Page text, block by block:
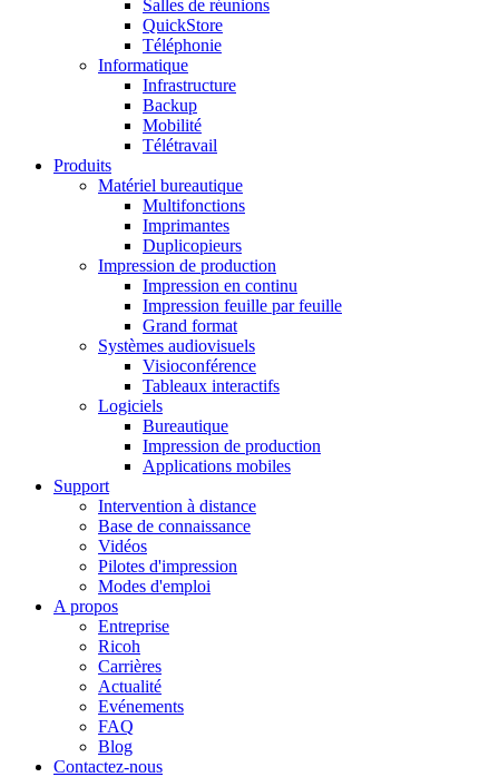
Salles de réunions
QuickStore
Téléphonie
Informatique
Infrastructure
Backup
Mobilité
Télétravail
Produits
Matériel bureautique
Multifonctions
Imprimantes
Duplicopieurs
Impression de production
Impression en continu
Impression feuille par feuille
Grand format
Systèmes audiovisuels
Visioconférence
Tableaux interactifs
Logiciels
Bureautique
Impression de production
Applications mobiles
Support
Intervention à distance
Base de connaissance
Vidéos
Pilotes d'impression
Modes d'emploi
A propos
Entreprise
Ricoh
Carrières
Actualité
Evénements
FAQ
Blog
Contactez-nous